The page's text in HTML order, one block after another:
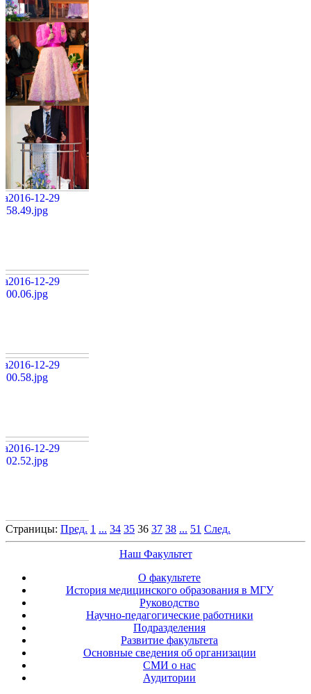
Страницы: Пред. 1 ... 34 35 36 37 38 ... 51 След.
Наш Факультет
О факультете
История медицинского образования в МГУ
Руководство
Научно-педагогические работники
Подразделения
Развитие факультета
Основные сведения об организации
СМИ о нас
Аудитории